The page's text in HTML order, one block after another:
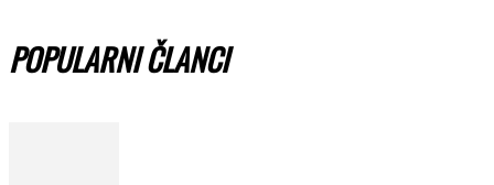
POPULARNI ČLANCI